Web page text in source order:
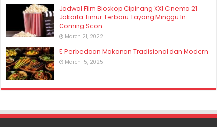
Jadwal Film Bioskop Cipinang XXI Cinema 21
Jakarta Timur Terbaru Tayang Minggu Ini
Coming Soon
March 21, 2022
5 Perbedaan Makanan Tradisional dan Modern
March 15, 2025